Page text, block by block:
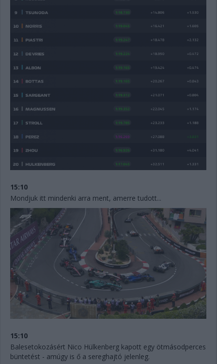
15:10
Mondjuk itt mindenki arra ment, amerre tudott...
15:10
Balesetokozásért Nico Hülkenberg kapott egy ötmásodperces
büntetést - amúgy is ő a sereghajtó jelenleg.